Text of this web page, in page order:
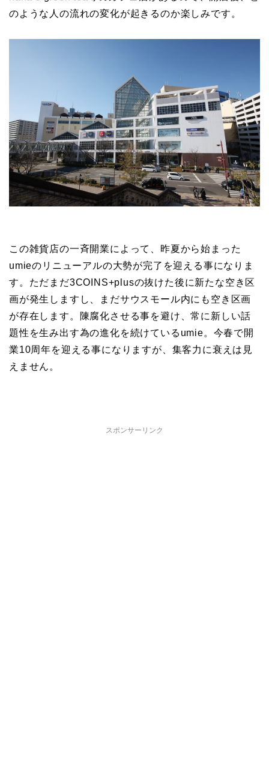
のような人の流れの変化が起きるのか楽しみです。
この雑貨店の一斉開業によって、昨夏から始まった
umieのリニューアルの大勢が完了を迎える事になりま
す。ただまだ3COINS+plusの抜けた後に新たな空き区
画が発生しますし、まだサウスモール内にも空き区画
が存在します。陳腐化させる事を避け、常に新しい話
題性を生み出す為の進化を続けているumie。今春で開
業10周年を迎える事になりますが、集客力に衰えは見
えません。
スポンサーリンク